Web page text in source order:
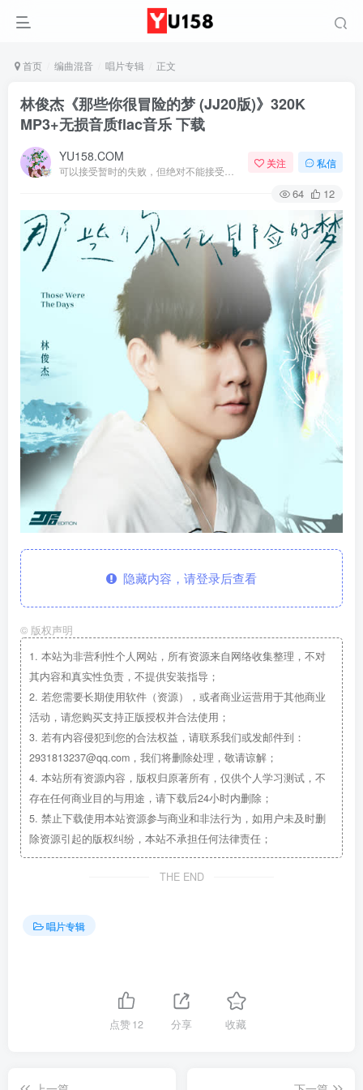
首页 编曲混音 唱片专辑 正文
林俊杰《那些你很冒险的梦 (JJ20版)》320K
MP3+无损音质flac音乐 下载
YU158.COM 关注 私信
64 12
隐藏内容，请登录后查看
© 版权声明
1. 本站为非营利性个人网站，所有资源来自网络收集整理，不对
其内容和真实性负责，不提供安装指导；
2. 若您需要长期使用软件（资源），或者商业运营用于其他商业
活动，请您购买支持正版授权并合法使用；
3. 若有内容侵犯到您的合法权益，请联系我们或发邮件到：
2931813237@qq.com，我们将删除处理，敬请谅解；
4. 本站所有资源内容，版权归原著所有，仅供个人学习测试，不
存在任何商业目的与用途，请下载后24小时内删除；
5. 禁止下载使用本站资源参与商业和非法行为，如用户未及时删
除资源引起的版权纠纷，本站不承担任何法律责任；
THE END
唱片专辑
点赞12 分享 收藏